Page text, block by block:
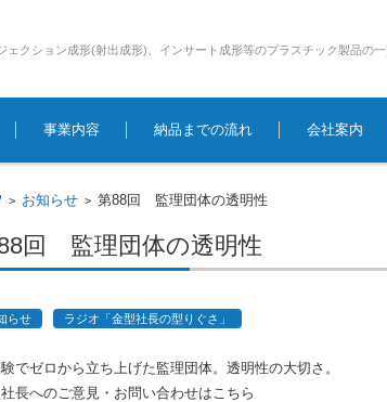
ェクション成形(射出成形)、インサート成形等のプラスチック製品の
事業内容 納品までの流れ 会社案内
> お知らせ >第88回 監理団体の透明性
回 監理団体の透明性
らせ ラジオ「金型社長の型りぐさ」
でゼロから立ち上げた監理団体。透明性の大切さ。
長へのご意見・お問い合わせはこちら